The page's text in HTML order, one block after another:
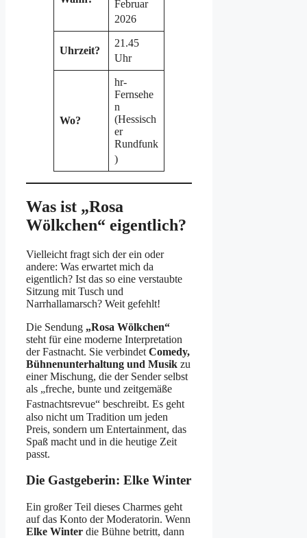
Februar
2026
Uhrzeit?
21.45
Uhr
Wo?
hr-
Fernsehe
n
(Hessisch
er
Rundfunk
)
Was ist „Rosa
Wölkchen“ eigentlich?
Vielleicht fragt sich der ein oder
andere: Was erwartet mich da
eigentlich? Ist das so eine verstaubte
Sitzung mit Tusch und
Narrhallamarsch? Weit gefehlt!
Die Sendung „Rosa Wölkchen“
steht für eine moderne Interpretation
der Fastnacht. Sie verbindet Comedy,
Bühnenunterhaltung und Musik zu
einer Mischung, die der Sender selbst
als „freche, bunte und zeitgemäße
Fastnachtsrevue“ beschreibt. Es geht
also nicht um Tradition um jeden
Preis, sondern um Entertainment, das
Spaß macht und in die heutige Zeit
passt.
Die Gastgeberin: Elke Winter
Ein großer Teil dieses Charmes geht
auf das Konto der Moderatorin. Wenn
Elke Winter die Bühne betritt, dann